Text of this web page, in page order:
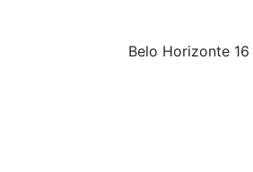
Belo Horizonte